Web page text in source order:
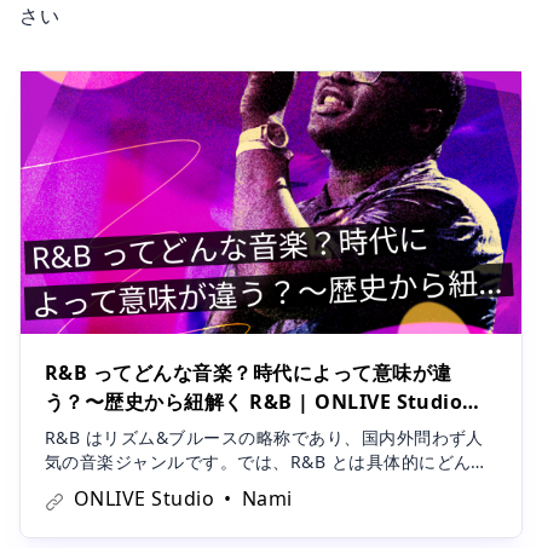
さい
R&B ってどんな音楽？時代によって意味が違
う？〜歴史から紐解く R&B | ONLIVE Studio
blog
R&B はリズム&ブルースの略称であり、国内外問わず人
気の音楽ジャンルです。では、R&B とは具体的にどんな
音楽なのでしょうか？R&B というジャンルを一言で説明
するのは難しいのですが、歴史を遡ると理解が深まるで
しょう。この記事では、歴史を軸にR&B について解説し
ONLIVE Studio Nami